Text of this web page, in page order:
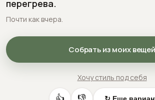
перегрева.
Почти как вчера.
Собрать из моих вещей
Хочу стиль под себя